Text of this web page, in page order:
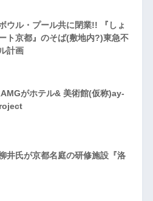
ウル・プール共に閉業!! 『しょ
ト京都』のそば(敷地内?)東急不
計画
がホテル& 美術館(仮称)ay-
井氏が京都名庭の研修施設『洛